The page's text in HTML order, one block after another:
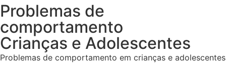
Problemas de
comportamento
Crianças e Adolescentes
Problemas de comportamento em crianças e adolescentes